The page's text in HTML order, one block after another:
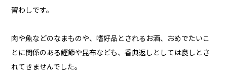
習わしです。
肉や魚などのなまものや、嗜好品とされるお酒、おめでたいこ
とに関係のある鰹節や昆布なども、香典返しとしては良しとさ
れてきませんでした。